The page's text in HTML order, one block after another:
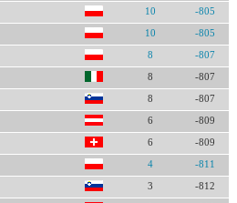
10 -805
10 -805
8 -807
8 -807
8 -807
6 -809
6 -809
4 -811
3 -812